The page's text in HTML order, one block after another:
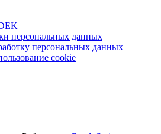
персональных данных
персональных данных
cookie